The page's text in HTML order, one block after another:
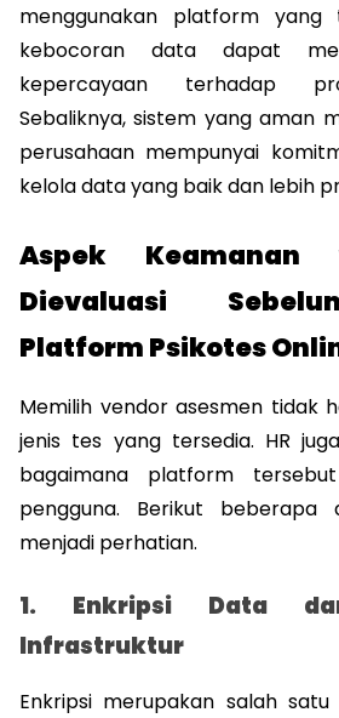
menggunakan platform yang
kebocoran data dapat
kepercayaan terhadap
Sebaliknya, sistem yang aman
perusahaan mempunyai
kelola data yang baik dan lebih
Aspek Keamanan
Dievaluasi
Platform Psikotes
Memilih vendor asesmen tidak
jenis tes yang tersedia. HR
bagaimana platform
pengguna. Berikut beberapa
menjadi perhatian.
1. Enkripsi Data
Infrastruktur
Enkripsi merupakan salah